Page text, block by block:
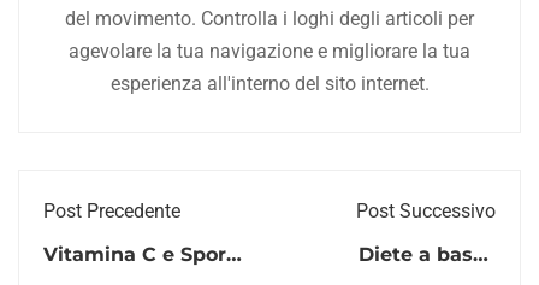
del movimento. Controlla i loghi degli articoli per
agevolare la tua navigazione e migliorare la tua
esperienza all'interno del sito internet.
Post Precedente
Vitamina C e Sport:
Post Successivo
Diete a basso